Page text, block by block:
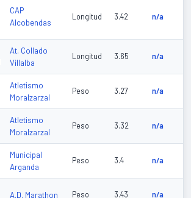
CAP
Alcobendas
Longitud 3.42 n/a
At. Collado
Villalba
Longitud 3.65 n/a
Atletismo
Moralzarzal
Peso 3.27 n/a
Atletismo
Moralzarzal
Peso 3.32 n/a
Municipal
Arganda
Peso 3.4 n/a
A.D. Marathon Peso 3.43 n/a